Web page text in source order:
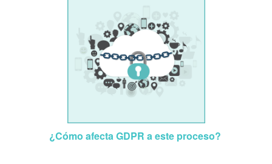
¿Cómo afecta GDPR a este proceso?